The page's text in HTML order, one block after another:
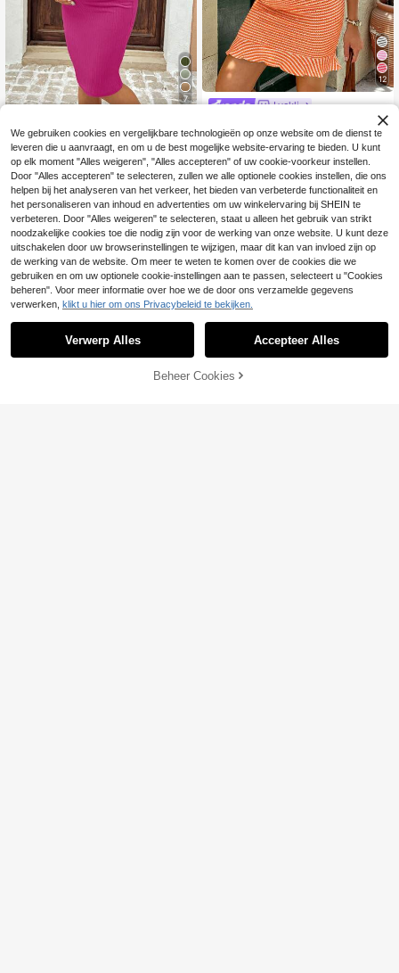
7
EU Warehouse
Lyckli Casual, effen, a
ansluitende, mouwloze zwangersc
hapsjurk voor de zomer
21 .28€
12
Lyckli
Lyckli Mouwloze, ges
treepte zwangerschapsjurk met ge
draaide voorkant en open details, p
erfect voor de zomer.
19.49€
SHOP NU
We gebruiken cookies en vergelijkbare technologieën op onze website om de dienst te
leveren die u aanvraagt, en om u de best mogelijke website-ervaring te bieden. U kunt
op elk moment "Alles weigeren", "Alles accepteren" of uw cookie-voorkeur instellen.
Door "Alles accepteren" te selecteren, zullen we alle optionele cookies instellen, die ons
helpen bij het analyseren van het verkeer, het bieden van verbeterde functionaliteit en
het personaliseren van inhoud en advertenties om uw winkelervaring bij SHEIN te
verbeteren. Door "Alles weigeren" te selecteren, staat u alleen het gebruik van strikt
noodzakelijke cookies toe die nodig zijn voor de werking van onze website. U kunt deze
uitschakelen door uw browserinstellingen te wijzigen, maar dit kan van invloed zijn op
de werking van de website. Om meer te weten te komen over de cookies die we
gebruiken en om uw optionele cookie-instellingen aan te passen, selecteert u "Cookies
beheren". Voor meer informatie over hoe we de door ons verzamelde gegevens
verwerken, klikt u hier om ons Privacybeleid te bekijken.
Verwerp Alles Accepteer Alles
Beheer Cookies